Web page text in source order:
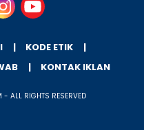
KODE ETIK
KONTAK IKLAN
ALL RIGHTS RESERVED